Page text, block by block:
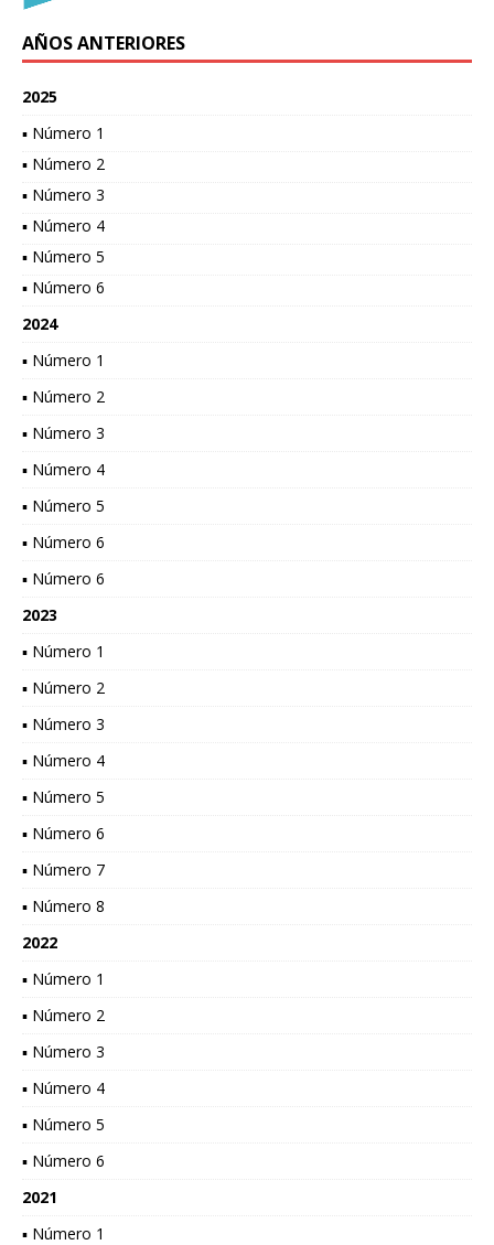
AÑOS ANTERIORES
2025
▪ Número 1
▪ Número 2
▪ Número 3
▪ Número 4
▪ Número 5
▪ Número 6
2024
▪ Número 1
▪ Número 2
▪ Número 3
▪ Número 4
▪ Número 5
▪ Número 6
▪ Número 6
2023
▪ Número 1
▪ Número 2
▪ Número 3
▪ Número 4
▪ Número 5
▪ Número 6
▪ Número 7
▪ Número 8
2022
▪ Número 1
▪ Número 2
▪ Número 3
▪ Número 4
▪ Número 5
▪ Número 6
2021
▪ Número 1